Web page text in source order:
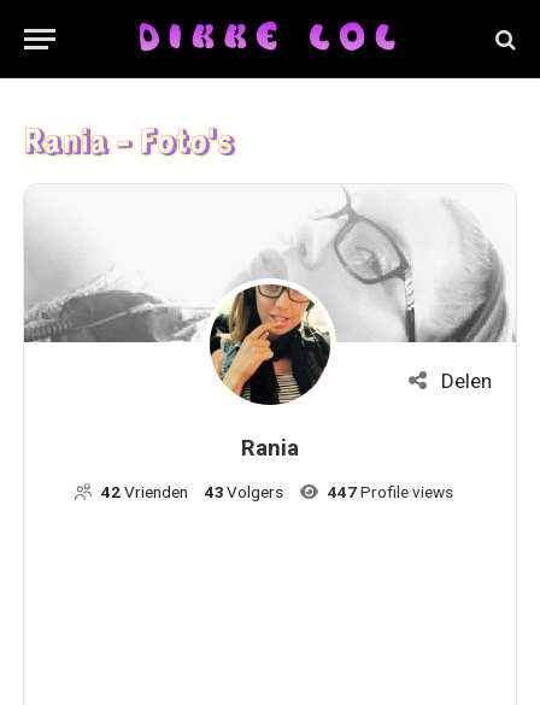
Rania - Foto's
Rania
42Vrienden 43Volgers 447Profile views
Delen